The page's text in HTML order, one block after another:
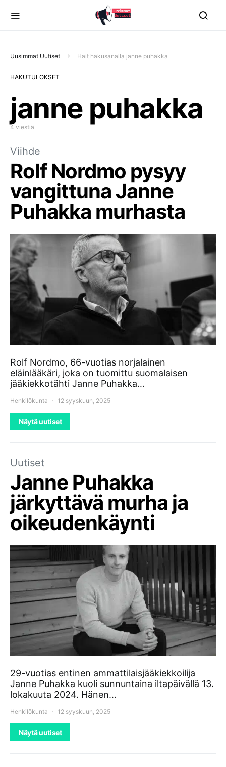
Uusimmat Uutiset Hait hakusanalla janne puhakka
HAKUTULOKSET
janne puhakka
4 viestiä
Viihde
Rolf Nordmo pysyy
vangittuna Janne
Puhakka murhasta
Rolf Nordmo, 66-vuotias norjalainen
eläinlääkäri, joka on tuomittu suomalaisen
jääkiekkotähti Janne Puhakka…
Henkilökunta 12 syyskuun, 2025
Näytä uutiset
Uutiset
Janne Puhakka
järkyttävä murha ja
oikeudenkäynti
29-vuotias entinen ammattilaisjääkiekkoilija
Janne Puhakka kuoli sunnuntaina iltapäivällä 13.
lokakuuta 2024. Hänen…
Henkilökunta 12 syyskuun, 2025
Näytä uutiset